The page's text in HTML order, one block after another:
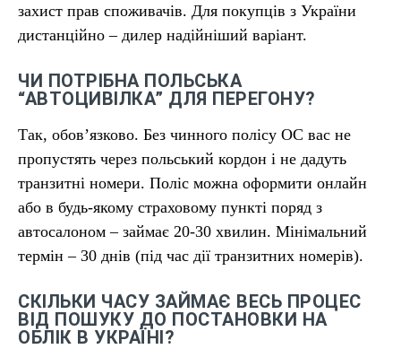
захист прав споживачів. Для покупців з України
дистанційно – дилер надійніший варіант.
ЧИ ПОТРІБНА ПОЛЬСЬКА
“АВТОЦИВІЛКА” ДЛЯ ПЕРЕГОНУ?
Так, обов’язково. Без чинного полісу OC вас не
пропустять через польський кордон і не дадуть
транзитні номери. Поліс можна оформити онлайн
або в будь-якому страховому пункті поряд з
автосалоном – займає 20-30 хвилин. Мінімальний
термін – 30 днів (під час дії транзитних номерів).
СКІЛЬКИ ЧАСУ ЗАЙМАЄ ВЕСЬ ПРОЦЕС
ВІД ПОШУКУ ДО ПОСТАНОВКИ НА
ОБЛІК В УКРАЇНІ?